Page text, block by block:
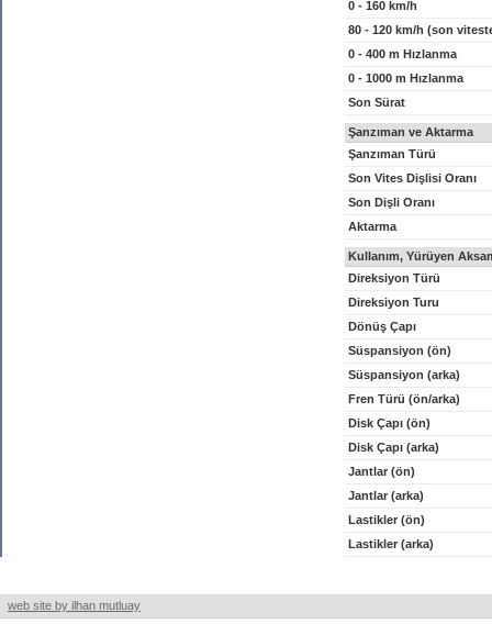
0 - 160 km/h
80 - 120 km/h (son
0 - 400 m Hızlanma
0 - 1000 m Hızlanma
Son Sürat
Şanzıman ve Aktarma
Şanzıman Türü
Son Vites Dişlisi Oranı
Son Dişli Oranı
Aktarma
Kullanım, Yürüyen
Direksiyon Türü
Direksiyon Turu
Dönüş Çapı
Süspansiyon (ön)
Süspansiyon (arka)
Fren Türü (ön/arka)
Disk Çapı (ön)
Disk Çapı (arka)
Jantlar (ön)
Jantlar (arka)
Lastikler (ön)
Lastikler (arka)
web site by ilhan mutluay